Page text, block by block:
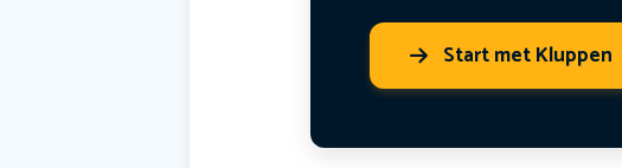
Start met Kluppen